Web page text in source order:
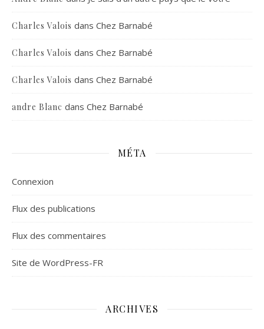
Charles Valois dans Chez Barnabé
Charles Valois dans Chez Barnabé
Charles Valois dans Chez Barnabé
andre Blanc dans Chez Barnabé
MÉTA
Connexion
Flux des publications
Flux des commentaires
Site de WordPress-FR
ARCHIVES